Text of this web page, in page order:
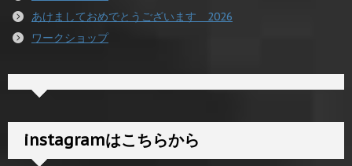
あけましておめでとうございます 2026
ワークショップ
instagramはこちらから